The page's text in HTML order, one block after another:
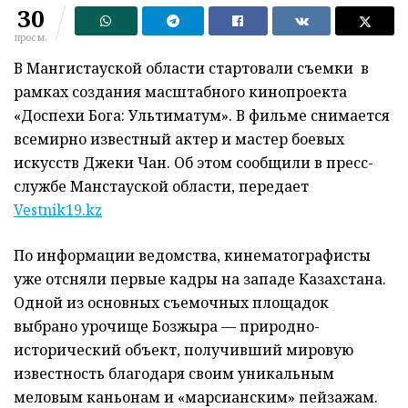
30
просм.
В Мангистауской области стартовали съемки в
рамках создания масштабного кинопроекта
«Доспехи Бога: Ультиматум». В фильме снимается
всемирно известный актер и мастер боевых
искусств Джеки Чан. Об этом сообщили в пресс-
службе Манстауской области, передает
Vestnik19.kz
По информации ведомства, кинематографисты
уже отсняли первые кадры на западе Казахстана.
Одной из основных съемочных площадок
выбрано урочище Бозжыра — природно-
исторический объект, получивший мировую
известность благодаря своим уникальным
меловым каньонам и «марсианским» пейзажам.